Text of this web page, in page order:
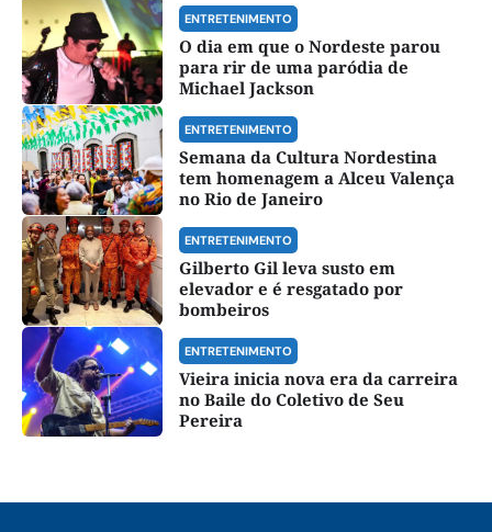
ENTRETENIMENTO
O dia em que o Nordeste parou
para rir de uma paródia de
Michael Jackson
ENTRETENIMENTO
Semana da Cultura Nordestina
tem homenagem a Alceu Valença
no Rio de Janeiro
ENTRETENIMENTO
Gilberto Gil leva susto em
elevador e é resgatado por
bombeiros
ENTRETENIMENTO
Vieira inicia nova era da carreira
no Baile do Coletivo de Seu
Pereira